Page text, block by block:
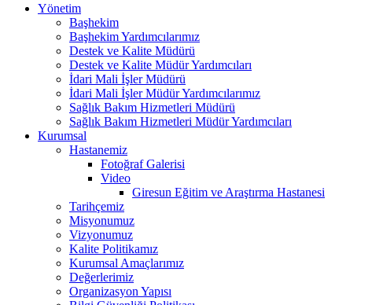
Yönetim
Başhekim
Başhekim Yardımcılarımız
Destek ve Kalite Müdürü
Destek ve Kalite Müdür Yardımcıları
İdari Mali İşler Müdürü
İdari Mali İşler Müdür Yardımcılarımız
Sağlık Bakım Hizmetleri Müdürü
Sağlık Bakım Hizmetleri Müdür Yardımcıları
Kurumsal
Hastanemiz
Fotoğraf Galerisi
Video
Giresun Eğitim ve Araştırma Hastanesi
Tarihçemiz
Misyonumuz
Vizyonumuz
Kalite Politikamız
Kurumsal Amaçlarımız
Değerlerimiz
Organizasyon Yapısı